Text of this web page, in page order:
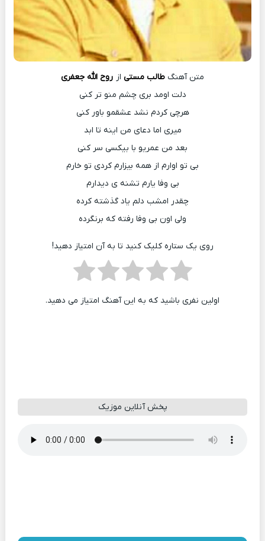
متن آهنگ طالب مستی از روح الله جعفری
دلت اومد بری چشم منو تر کنی
هرچی کردم نشد عشقمو باور کنی
میری اما دعای من اینه تا ابد
بعد من عمریو با بیکسی سر کنی
بی تو اوارم از همه بیزارم کردی تو خارم
بی وفا یارم تشنه ی دیدارم
چقدر امشب دلم یاد گذشته کرده
ولی اون بی وفا رفته که برنگرده
روی یک ستاره کلیک کنید تا به آن امتیاز دهید!
اولین نفری باشید که به این آهنگ امتیاز می دهید.
پخش آنلاین موزیک